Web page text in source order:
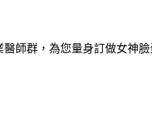
師群，為您量身訂做女神